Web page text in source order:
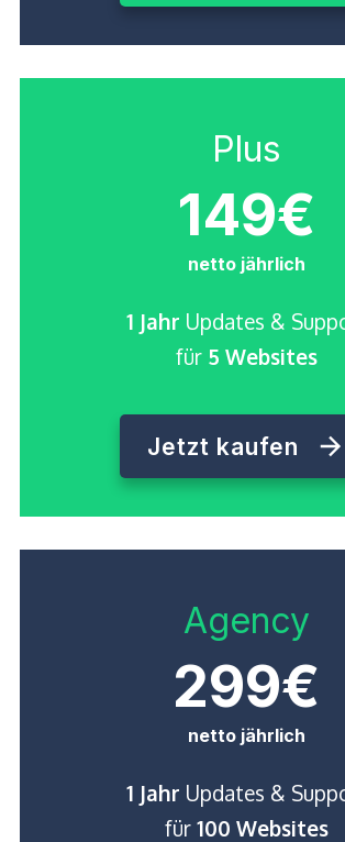
Plus
149€
netto jährlich
1 Jahr Updates &
für 5 Websites
Jetzt kaufen
Agency
299€
netto jährlich
1 Jahr Updates &
für 100 Websites